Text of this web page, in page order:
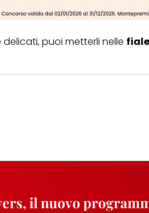
puoi metterli nelle
il nuovo
Se fai clic su "Modifica" potrai
per uno o più degli scopi
necessari per fornirti questo